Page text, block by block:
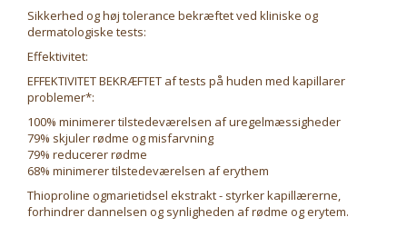
Sikkerhed og høj tolerance bekræftet ved kliniske og
dermatologiske tests:
Effektivitet:
EFFEKTIVITET BEKRÆFTET af tests på huden med kapillarer
problemer*:
100% minimerer tilstedeværelsen af uregelmæssigheder
79% skjuler rødme og misfarvning
79% reducerer rødme
68% minimerer tilstedeværelsen af erythem
Thioproline ogmarietidsel ekstrakt - styrker kapillærerne,
forhindrer dannelsen og synligheden af rødme og erytem.